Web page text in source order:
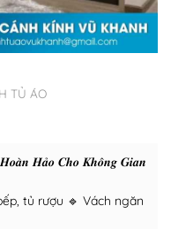
TỦ ÁO
𝑯𝒂̉𝒐 𝑪𝒉𝒐 𝑲𝒉𝒐̂𝒏𝒈 𝑮𝒊𝒂𝒏
tủ rượu 🔹 Vách ngăn